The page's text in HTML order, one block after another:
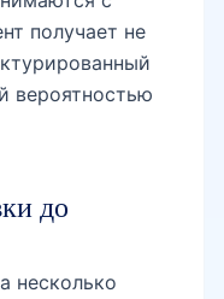
получает не
вероятностью
до
несколько